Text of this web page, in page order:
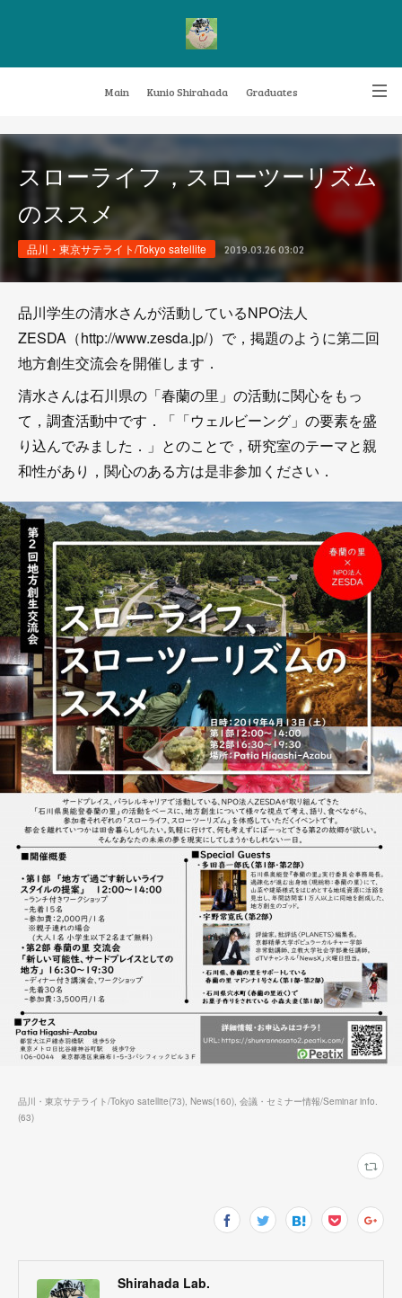
Main Kunio Shirahada Graduates
Achievements Research themes
Archive FAQ
スローライフ，スローツーリズム
のススメ
品川・東京サテライト/Tokyo satellite 2019.03.26 03:02
品川学生の清水さんが活動しているNPO法人
ZESDA（http://www.zesda.jp/）で，掲題のように第二回
地方創生交流会を開催します．
清水さんは石川県の「春蘭の里」の活動に関心をもっ
て，調査活動中です．「「ウェルビーング」の要素を盛
り込んでみました．」とのことで，研究室のテーマと親
和性があり，関心のある方は是非参加ください．
品川・東京サテライト/Tokyo satellite(73) News(160) 会議・セミナー情報/Seminar info.
(63)
Shirahada Lab.